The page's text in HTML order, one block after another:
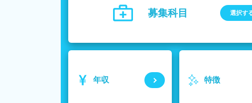
募集科目 選択す
年収 特徴